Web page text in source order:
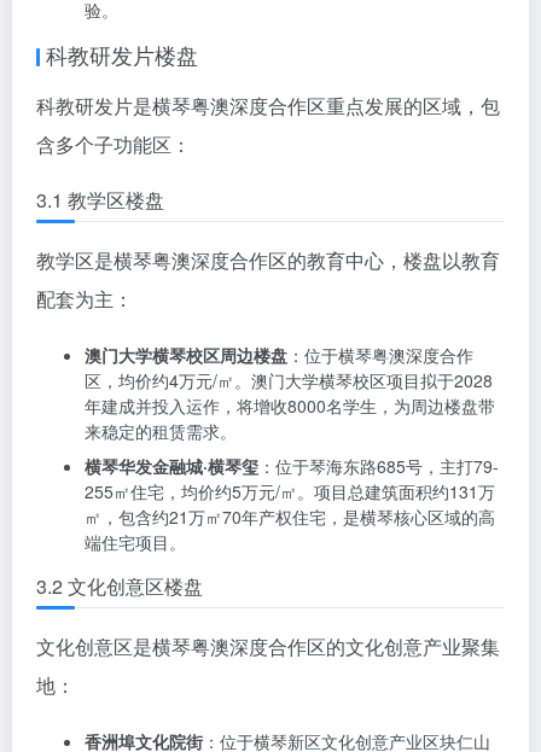
长隆国际海洋度假区周边楼盘
假地产，均价约3万元/㎡。项目依托长隆海洋王国、星乐
度露营小镇等旅游资源，吸引了大量游客和度假人群。
综合体，均价约2.6万元/㎡。项目总规划约80万平方米，
2024年营收突破60亿元。
端文化地产，均价约3.1万元/㎡。项目依托横琴丰富的文
化底蕴和旅游资源，为高端客群提供了独特的文化体
验。
科教研发片楼盘
科教研发片是横琴粤澳深度合作区重点发展的区域，包
含多个子功能区：
3.1 教学区楼盘
配套为主：
澳门大学横琴校区周边楼盘 ：位于横琴粤澳深度合作
来稳定的租赁需求。